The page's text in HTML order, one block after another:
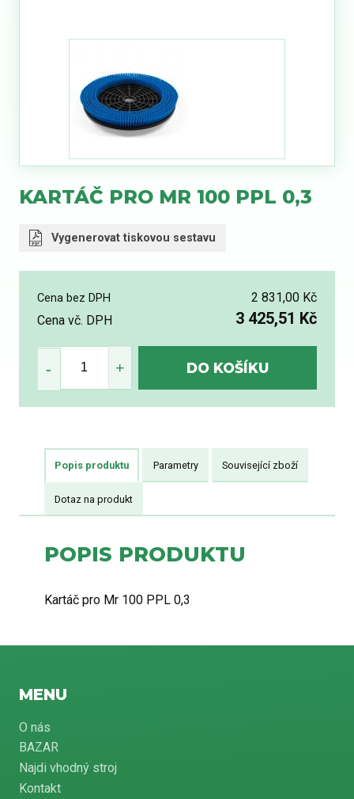
KARTÁČ PRO MR 100 PPL 0,3
Vygenerovat tiskovou sestavu
Cena bez DPH
2 831,00 Kč
Cena vč. DPH
3 425,51 Kč
Popis produktu Parametry Související zboží
Dotaz na produkt
POPIS PRODUKTU
Kartáč pro Mr 100 PPL 0,3
MENU
O nás
BAZAR
Najdi vhodný stroj
Kontakt